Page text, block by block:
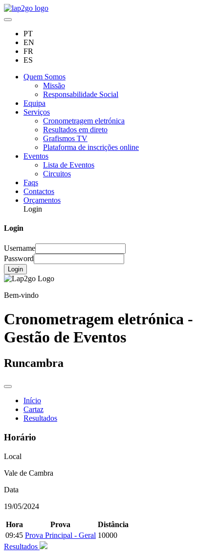
PT
EN
FR
ES
Quem Somos
Missão
Responsabilidade Social
Equipa
Serviços
Cronometragem eletrónica
Resultados em direto
Grafismos TV
Plataforma de inscrições online
Eventos
Lista de Eventos
Circuitos
Faqs
Contactos
Orçamentos
Login
Login
Username
Password
Login
Bem-vindo
Cronometragem eletrónica -
Gestão de Eventos
Runcambra
Início
Cartaz
Resultados
Horário
Local
Vale de Cambra
Data
19/05/2024
Hora Prova
Distância
09:45 Prova Principal - Geral 10000
Resultados